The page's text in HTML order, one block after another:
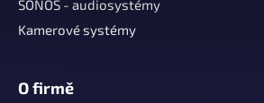
SONOS - audiosystémy
Kamerové systémy
O firmě